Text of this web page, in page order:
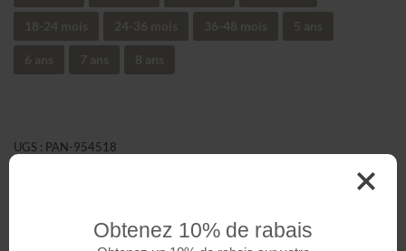
18-24 mois 24-36 mois 36-48 mois 5 ans
6 ans 7 ans 8 ans
UGS : PAN-954518
Obtenez 10% de rabais